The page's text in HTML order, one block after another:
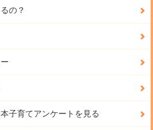
の？
子育てアンケートを見る